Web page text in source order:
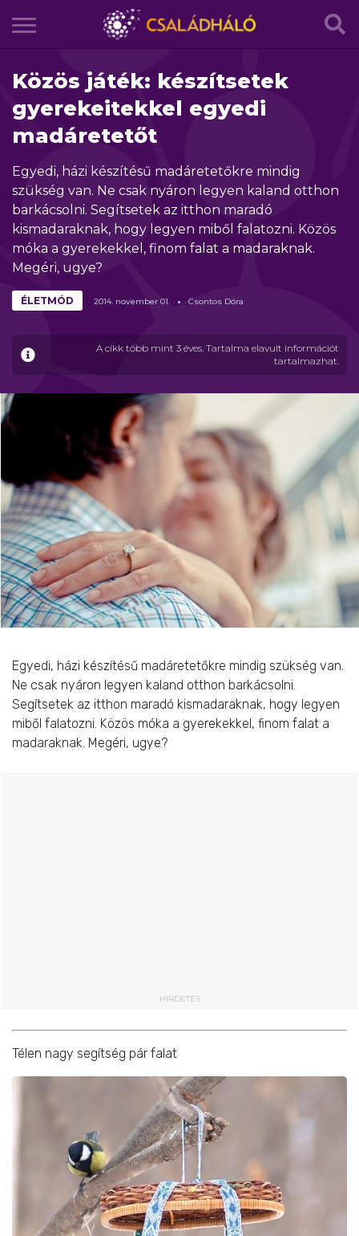
Közös játék: készítsetek
gyerekeitekkel egyedi
madáretetőt
Egyedi, házi készítésű madáretetőkre mindig
szükség van. Ne csak nyáron legyen kaland otthon
barkácsolni. Segítsetek az itthon maradó
kismadaraknak, hogy legyen miből falatozni. Közös
móka a gyerekekkel, finom falat a madaraknak.
Megéri, ugye?
A cikk több mint 3 éves. Tartalma elavult információt
tartalmazhat.
ÉLETMÓD 2014. november 01. Csontos Dóra
Egyedi, házi készítésű madáretetőkre mindig szükség van.
Ne csak nyáron legyen kaland otthon barkácsolni.
Segítsetek az itthon maradó kismadaraknak, hogy legyen
miből falatozni. Közös móka a gyerekekkel, finom falat a
madaraknak. Megéri, ugye?
HIRDETÉS
Télen nagy segítség pár falat